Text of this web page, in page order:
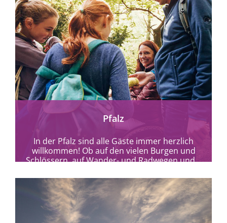
mehr erfahren
Pfalz
In der Pfalz sind alle Gäste immer herzlich
willkommen! Ob auf den vielen Burgen und
Schlössern, auf Wander- und Radwegen und...